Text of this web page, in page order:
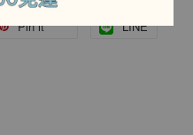
Pin it LINE